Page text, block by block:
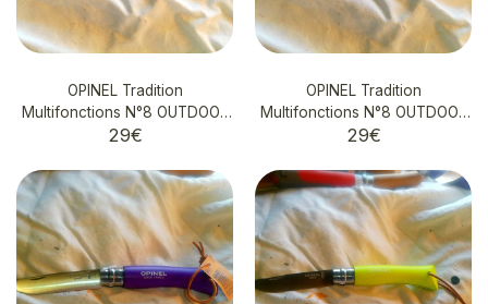
OPINEL Tradition
Multifonctions N°8 OUTDOOR
sports
29€
OPINEL Tradition
Multifonctions N°8 OUTDOOR
sports
29€